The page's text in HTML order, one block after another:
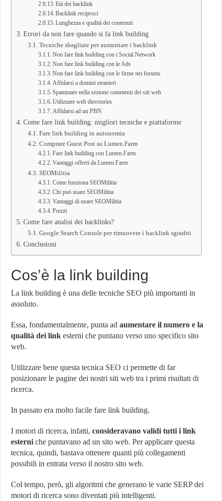
Età dei backlink
Backlink reciproci
Lunghezza e qualità dei contenuti
Errori da non fare quando si fa link building
Tecniche sbagliate per aumentare i backlink
Non fare link building con i Social Network
Non fare link building con le Ads
Non fare link building con le firme nei forums
Affidarsi a domini stranieri
Spammare nella sezione commenti dei siti web
Utilizzare web directories
Affidarsi ad un PBN
Come fare link building: migliori tecniche e piattaforme
Fare link building in autonomia
Comprare Guest Post su Lumen.Farm
Fare link building con Lumen.Farm
Vantaggi offerti da Lumen.Farm
SEOMilitia
Come funziona SEOMilitia
Chi può usare SEOMilitia
Vantaggi di usare SEOMilitia
Prezzi
Come fare analisi dei backlinks?
Google Search Console per rimuovere i backlink sgraditi
Conclusioni
Cos’è la link building
La link building è una delle tecniche SEO più importanti in
assoluto.
Essa, fondamentalmente, punta adaumentare il numero e la
qualità dei link esterni che puntano verso uno specifico sito
web.
Utilizzare bene questa tecnica SEO ci permette di far
posizionare le pagine dei nostri siti web tra i primi risultati di
ricerca.
In passato era molto facile fare link building.
I motori di ricerca, infatti,consideravano validi tutti i link
esterni che puntavano ad un sito web. Per applicare questa
tecnica, quindi, bastava ottenere quanti più collegamenti
possibili in entrata verso il nostro sito web.
Col tempo, però, gli algoritmi che generano le varie SERP dei
motori di ricerca sono diventati più intelligenti.